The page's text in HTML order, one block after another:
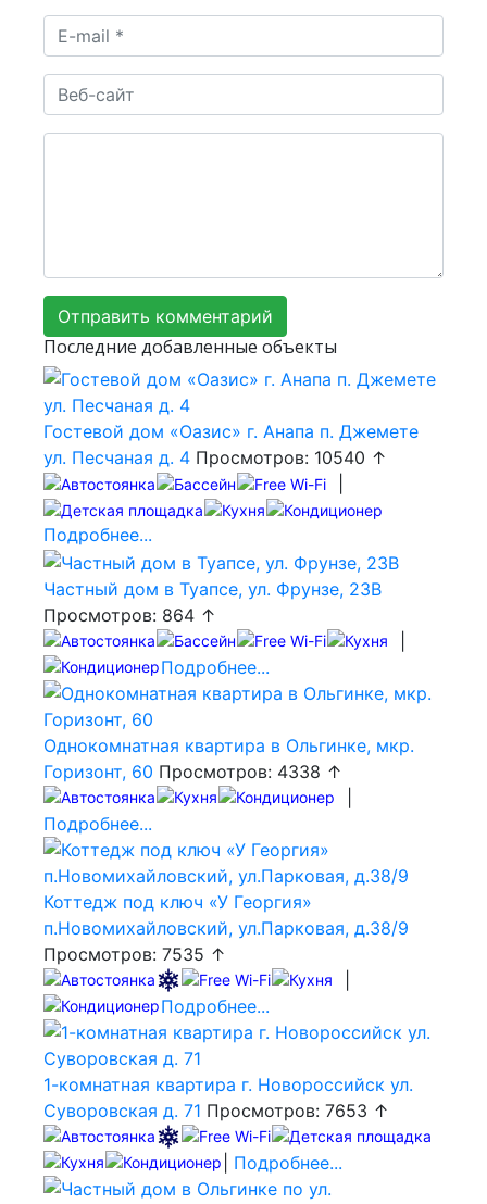
Последние добавленные объекты
Гостевой дом «Оазис» г. Анапа п. Джемете
ул. Песчаная д. 4 Просмотров: 10540 ↑
Подробнее...
Частный дом в Туапсе, ул. Фрунзе, 23В
Просмотров: 864 ↑
Подробнее...
Однокомнатная квартира в Ольгинке, мкр.
Горизонт, 60 Просмотров: 4338 ↑
Подробнее...
Коттедж под ключ «У Георгия»
п.Новомихайловский, ул.Парковая, д.38/9
Просмотров: 7535 ↑
Подробнее...
1-комнатная квартира г. Новороссийск ул.
Суворовская д. 71 Просмотров: 7653 ↑
Подробнее...